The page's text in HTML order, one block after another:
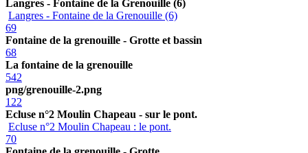
Langres - Fontaine de la Grenouille (6)
Langres - Fontaine de la Grenouille (6)
69
Fontaine de la grenouille - Grotte et bassin
68
La fontaine de la grenouille
542
png/grenouille-2.png
122
Ecluse n°2 Moulin Chapeau - sur le pont.
Ecluse n°2 Moulin Chapeau : le pont.
70